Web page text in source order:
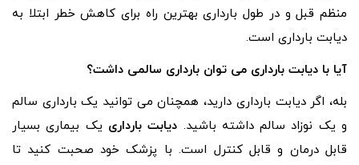
منظم قبل و در طول بارداری بهترین راه برای کاهش خطر ابتلا به
دیابت بارداری است.
آیا با دیابت بارداری می توان بارداری سالمی داشت؟
بله، اگر دیابت بارداری دارید، همچنان می توانید یک بارداری سالم
و یک نوزاد سالم داشته باشید. دیابت بارداری یک بیماری بسیار
قابل درمان و قابل کنترل است. با پزشک خود صحبت کنید تا